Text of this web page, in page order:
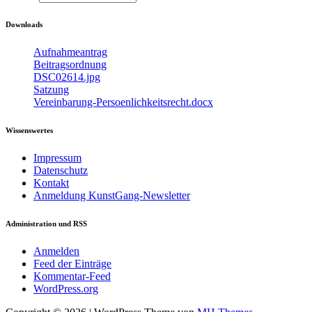
Downloads
Aufnahmeantrag
Beitragsordnung
DSC02614.jpg
Satzung
Vereinbarung-Persoenlichkeitsrecht.docx
Wissenswertes
Impressum
Datenschutz
Kontakt
Anmeldung KunstGang-Newsletter
Administration und RSS
Anmelden
Feed der Einträge
Kommentar-Feed
WordPress.org